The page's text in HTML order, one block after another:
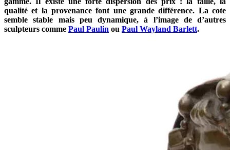
qualité et la provenance font une grande différence. La cote
semble stable mais peu dynamique, à l’image de d’autres
sculpteurs comme Paul Paulin ou Paul Wayland Barlett.